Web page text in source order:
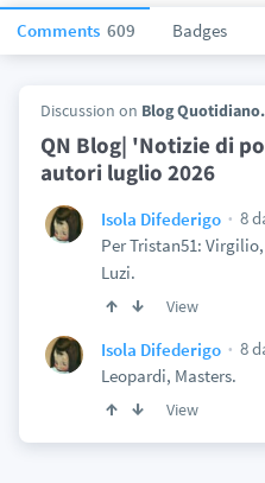
Comments 609 Badges
Discussion on Blog
QN Blog| 'Notizie di
autori luglio 2026
Isola Difederigo
8
Per Tristan51:
Luzi.
View
Isola Difederigo
8
Leopardi, Masters.
View